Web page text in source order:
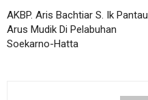
AKBP. Aris Bachtiar S. Ik Pantau
Arus Mudik Di Pelabuhan
Soekarno-Hatta